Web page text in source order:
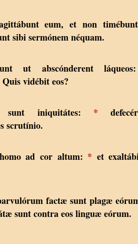
eum, et non
sibi sermónem néquam.
ut abscónderent
vidébit eos?
sunt iniquitátes: *
scrutínio.
ad cor altum: * et
factæ sunt plagæ
sunt contra eos linguæ eórum.